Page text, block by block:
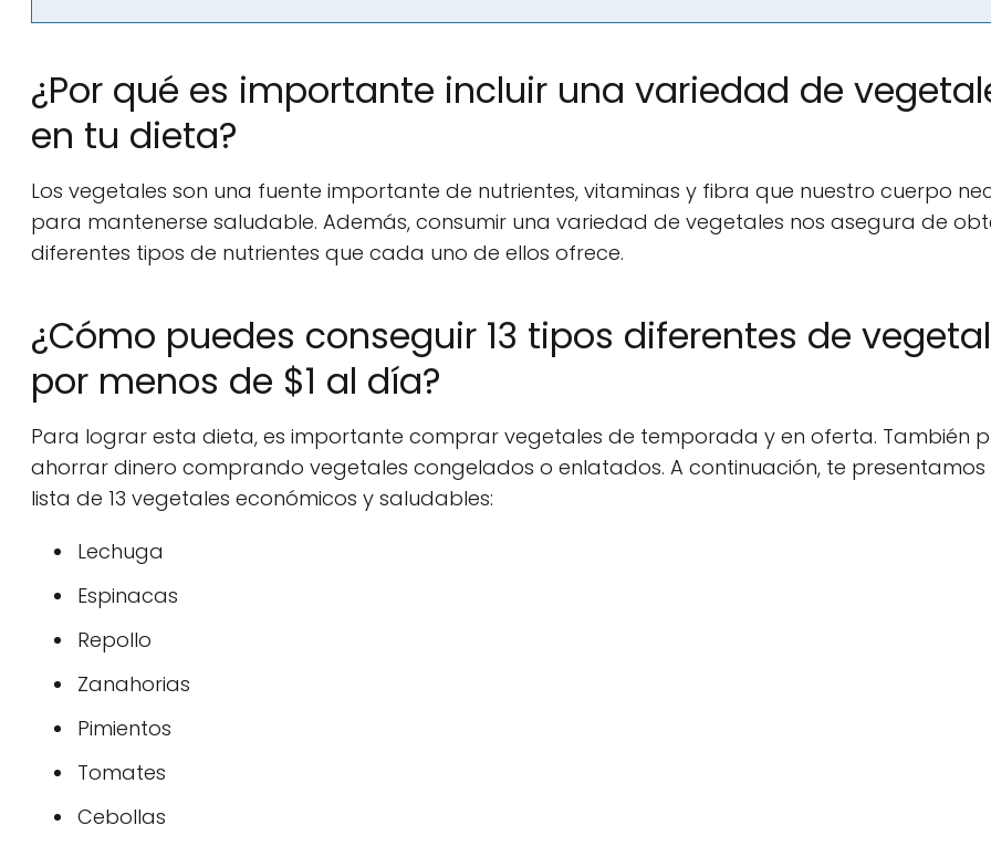
¿Por qué es importante incluir una variedad de
en tu dieta?
Los vegetales son una fuente importante de nutrientes, vitaminas y fibra que nuestro cuerpo
para mantenerse saludable. Además, consumir una variedad de vegetales nos asegura de
diferentes tipos de nutrientes que cada uno de ellos ofrece.
¿Cómo puedes conseguir 13 tipos diferentes de
por menos de $1 al día?
Para lograr esta dieta, es importante comprar vegetales de temporada y en oferta. También
ahorrar dinero comprando vegetales congelados o enlatados. A continuación, te presentamos
lista de 13 vegetales económicos y saludables:
Lechuga
Espinacas
Repollo
Zanahorias
Pimientos
Tomates
Cebollas